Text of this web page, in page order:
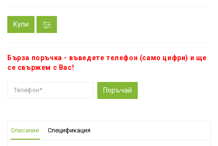
Купи
Бърза поръчка - въведете телефон (само цифри) и ще
се свържем с Вас!
Поръчай
Описание Спецификация